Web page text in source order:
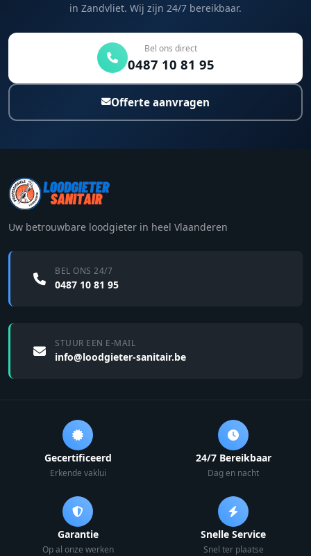
in Zandvliet. Wij zijn 24/7 bereikbaar.
Bel ons direct
0487 10 81 95
Offerte aanvragen
Uw betrouwbare loodgieter in heel Vlaanderen
BEL ONS 24/7
0487 10 81 95
STUUR EEN E-MAIL
info@loodgieter-sanitair.be
Gecertificeerd
Erkende vaklui
24/7 Bereikbaar
Dag en nacht
Garantie
Op al onze werken
Snelle Service
Snel ter plaatse